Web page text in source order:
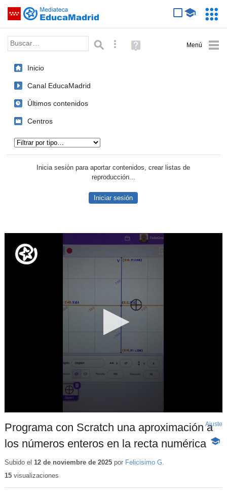
Saltar navegación
Palabra o frase: Búsqueda avanzada
Ayuda
(en
Inicio
Canal EducaMadrid
Últimos contenidos
Centros
Inicia sesión para aportar contenidos, crear listas de
reproducción...
Iniciar sesión
Programa con Scratch una aproximación a
los números enteros en la recta numérica -
Ajuste
Subido el 12 de noviembre de 2025por Felicisimo G.
15visualizaciones